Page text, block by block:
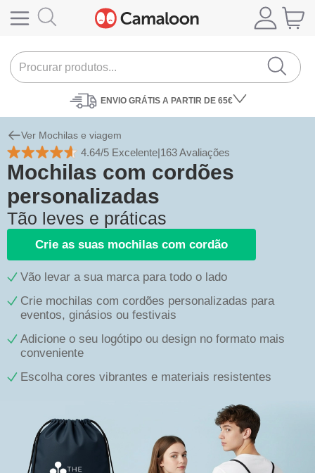
ENVIO GRÁTIS A PARTIR DE 65€
Ver Mochilas e viagem
4.64/5 Excelente|163 Avaliações
Mochilas com cordões
personalizadas
Tão leves e práticas
Crie as suas mochilas com cordão
Vão levar a sua marca para todo o lado
Crie mochilas com cordões personalizadas para
eventos, ginásios ou festivais
Adicione o seu logótipo ou design no formato mais
conveniente
Escolha cores vibrantes e materiais resistentes